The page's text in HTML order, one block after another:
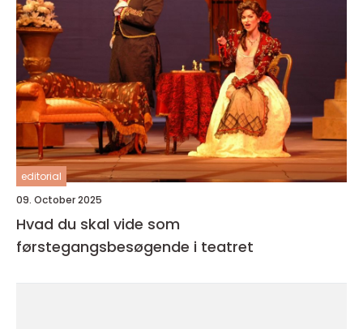
editorial
09. October 2025
Hvad du skal vide som
førstegangsbesøgende i teatret